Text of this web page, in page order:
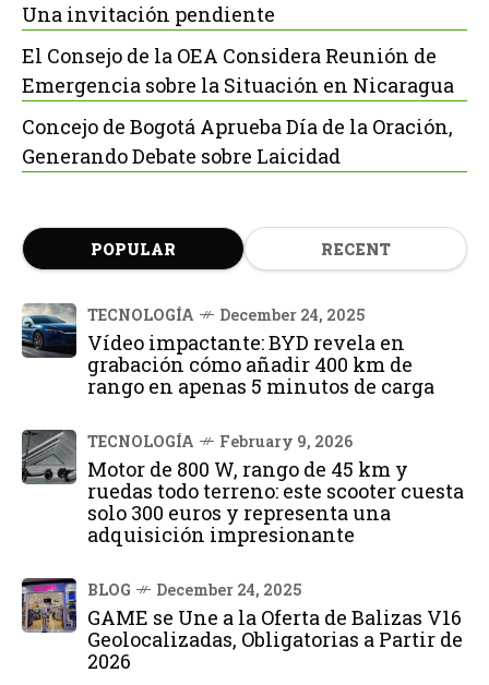
Una invitación pendiente
El Consejo de la OEA Considera Reunión de
Emergencia sobre la Situación en Nicaragua
Concejo de Bogotá Aprueba Día de la Oración,
Generando Debate sobre Laicidad
POPULAR RECENT
TECNOLOGÍA December 24, 2025
Vídeo impactante: BYD revela en
grabación cómo añadir 400 km de
rango en apenas 5 minutos de carga
TECNOLOGÍA February 9, 2026
Motor de 800 W, rango de 45 km y
ruedas todo terreno: este scooter cuesta
solo 300 euros y representa una
adquisición impresionante
BLOG December 24, 2025
GAME se Une a la Oferta de Balizas V16
Geolocalizadas, Obligatorias a Partir de
2026